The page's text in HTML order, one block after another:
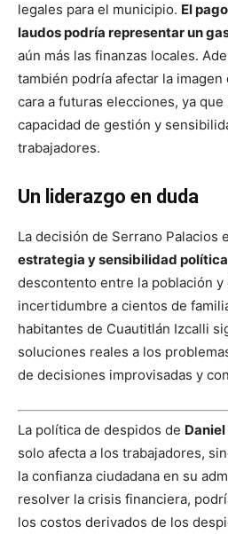
legales para el municipio. El
laudos podría representar un
aún más las finanzas locales.
también podría afectar la imagen
cara a futuras elecciones, ya
capacidad de gestión y
trabajadores.
Un liderazgo en duda
La decisión de Serrano Palacios
estrategia y sensibilidad política
descontento entre la población y
incertidumbre a cientos de
habitantes de Cuautitlán Izcalli
soluciones reales a los
de decisiones improvisadas y
La política de despidos de
solo afecta a los trabajadores,
la confianza ciudadana en su
resolver la crisis financiera,
los costos derivados de los